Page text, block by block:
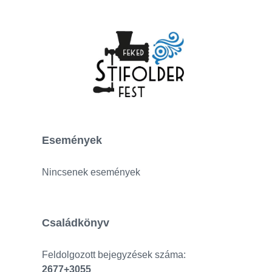
Események
Nincsenek események
Családkönyv
Feldolgozott bejegyzések száma:
2677+3055